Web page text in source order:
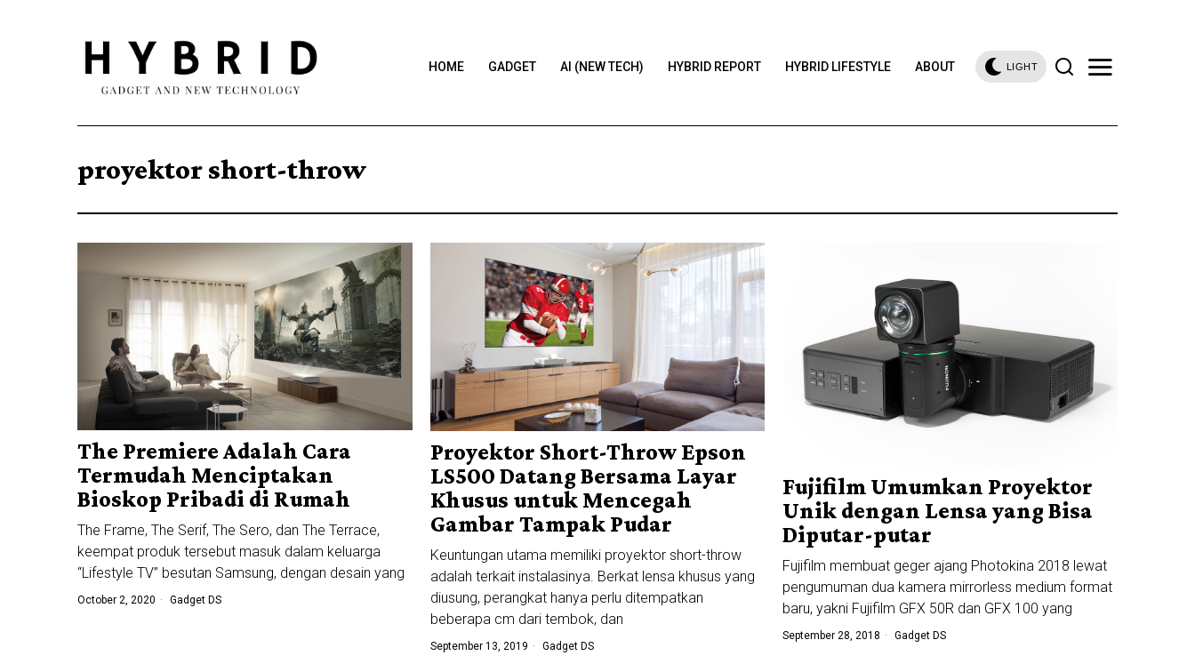
HOME GADGET AI (NEW TECH) HYBRID REPORT HYBRID LIFESTYLE ABOUT LIGHT
proyektor short-throw
The Premiere Adalah Cara
Termudah Menciptakan
Bioskop Pribadi di Rumah
The Frame, The Serif, The Sero, dan The Terrace,
keempat produk tersebut masuk dalam keluarga
“Lifestyle TV” besutan Samsung, dengan desain yang
October 2, 2020 Gadget DS
Proyektor Short-Throw Epson
LS500 Datang Bersama Layar
Khusus untuk Mencegah
Gambar Tampak Pudar
Keuntungan utama memiliki proyektor short-throw
adalah terkait instalasinya. Berkat lensa khusus yang
diusung, perangkat hanya perlu ditempatkan
beberapa cm dari tembok, dan
September 13, 2019 Gadget DS
Fujifilm Umumkan Proyektor
Unik dengan Lensa yang Bisa
Diputar-putar
Fujifilm membuat geger ajang Photokina 2018 lewat
pengumuman dua kamera mirrorless medium format
baru, yakni Fujifilm GFX 50R dan GFX 100 yang
September 28, 2018 Gadget DS